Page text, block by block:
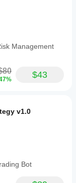
Management
$43
v1.0
Bot